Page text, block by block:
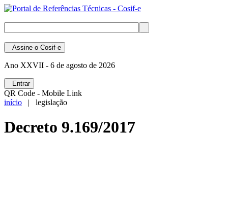
Assine o Cosif-e
Ano XXVII - 6 de agosto de 2026
Entrar
QR Code - Mobile Link
início | legislação
Decreto 9.169/2017